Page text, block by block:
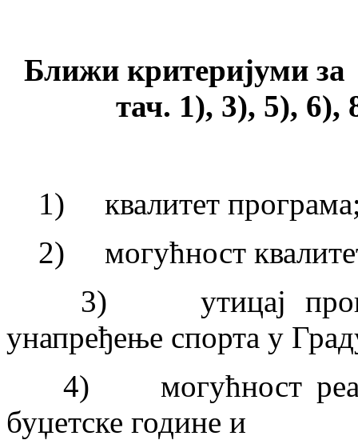
Ближи критеријуми
тач. 1), 3), 5), 6),
1) квалитет
2) могућност
3) утицај
унапређење спорта у
4) могућност
буџетске године и